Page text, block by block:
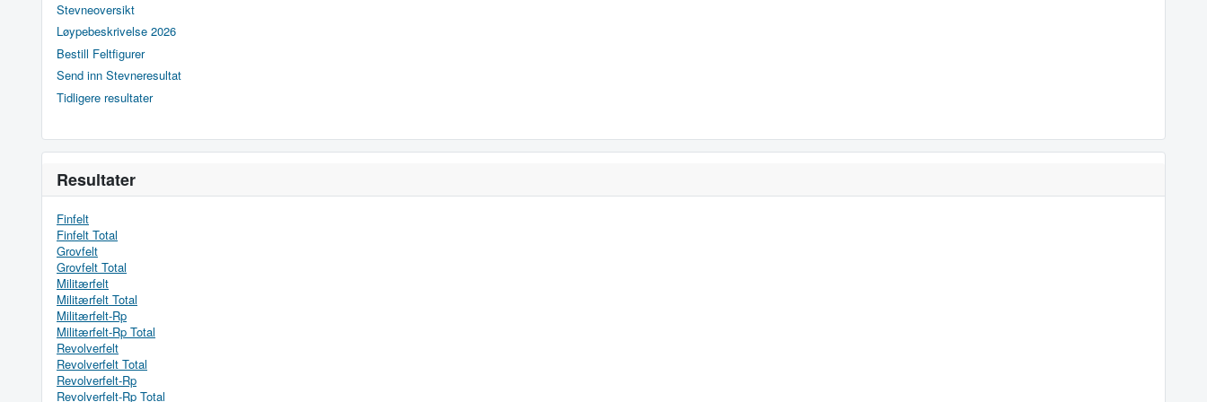
Stevneoversikt
Løypebeskrivelse 2026
Bestill Feltfigurer
Send inn Stevneresultat
Tidligere resultater
Resultater
Finfelt
Finfelt Total
Grovfelt
Grovfelt Total
Militærfelt
Militærfelt Total
Militærfelt-Rp
Militærfelt-Rp Total
Revolverfelt
Revolverfelt Total
Revolverfelt-Rp
Revolverfelt-Rp Total